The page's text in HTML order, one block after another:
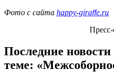
Фото с сайта happy-giraffe.ru
Последние новости
теме: